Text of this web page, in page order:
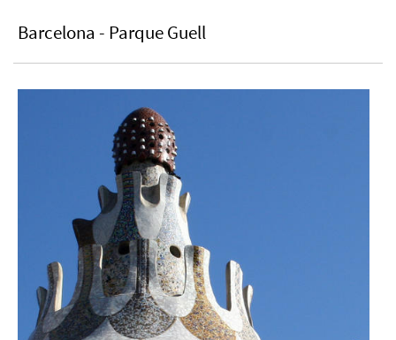
Barcelona - Parque Guell